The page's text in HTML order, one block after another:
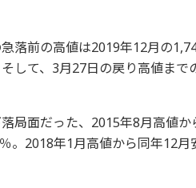
落前の高値は2019年12月の
して、3月27日の戻り高値ま
局面だった、2015年8月高値
。2018年1月高値から同年12